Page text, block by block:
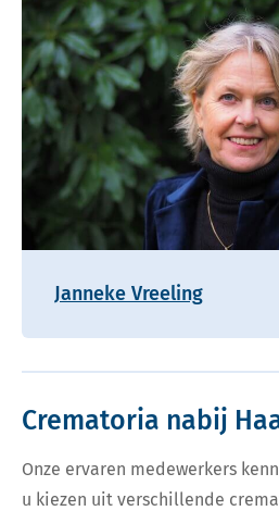
Janneke Vreeling
Crematoria nabij
Onze ervaren medewerkers
u kiezen uit verschillende